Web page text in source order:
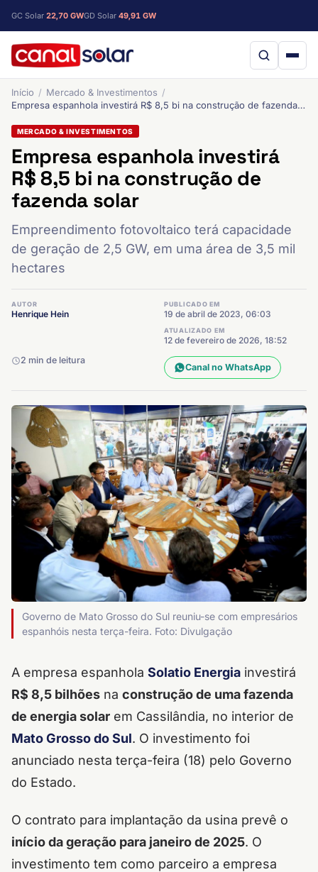
GC Solar 22,70 GWGD Solar 49,91 GW
Início
Mercado & Investimentos
Empresa espanhola investirá R$ 8,5 bi na construção de fazenda solar
MERCADO & INVESTIMENTOS
Empresa espanhola investirá
R$ 8,5 bi na construção de
fazenda solar
Empreendimento fotovoltaico terá capacidade
de geração de 2,5 GW, em uma área de 3,5 mil
hectares
AUTOR
Henrique Hein
PUBLICADO EM
19 de abril de 2023, 06:03
ATUALIZADO EM
12 de fevereiro de 2026, 18:52
2 min de leitura
Canal no WhatsApp
Governo de Mato Grosso do Sul reuniu-se com empresários
espanhóis nesta terça-feira. Foto: Divulgação
A empresa espanhola Solatio Energia investirá
R$ 8,5 bilhões na construção de uma fazenda
de energia solar em Cassilândia, no interior de
Mato Grosso do Sul. O investimento foi
anunciado nesta terça-feira (18) pelo Governo
do Estado.
O contrato para implantação da usina prevê o
início da geração para janeiro de 2025. O
investimento tem como parceiro a empresa